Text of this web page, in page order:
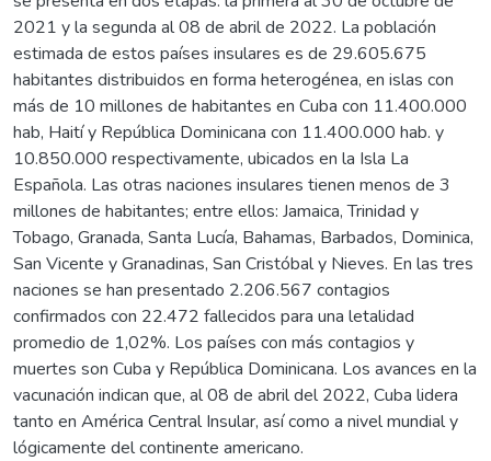
2021 y la segunda al 08 de abril de 2022. La población
estimada de estos países insulares es de 29.605.675
habitantes distribuidos en forma heterogénea, en islas con
más de 10 millones de habitantes en Cuba con 11.400.000
hab, Haití y República Dominicana con 11.400.000 hab. y
10.850.000 respectivamente, ubicados en la Isla La
Española. Las otras naciones insulares tienen menos de 3
millones de habitantes; entre ellos: Jamaica, Trinidad y
Tobago, Granada, Santa Lucía, Bahamas, Barbados, Dominica,
San Vicente y Granadinas, San Cristóbal y Nieves. En las tres
naciones se han presentado 2.206.567 contagios
confirmados con 22.472 fallecidos para una letalidad
promedio de 1,02%. Los países con más contagios y
muertes son Cuba y República Dominicana. Los avances en la
vacunación indican que, al 08 de abril del 2022, Cuba lidera
tanto en América Central Insular, así como a nivel mundial y
lógicamente del continente americano.